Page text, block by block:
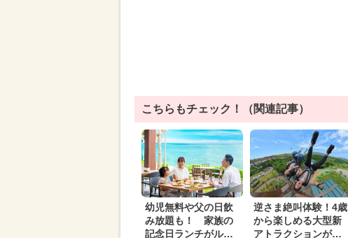
こちらもチェック！（関連記事）
幼児無料や父の日飲
み放題も！ 家族の
記念日ランチがルネ
逆さま絶叫体験！4歳
から楽しめる大型新
アトラクションがジ